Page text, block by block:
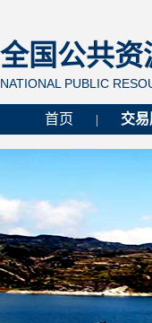
全国公共资
NATIONAL PUBLIC
首页 交